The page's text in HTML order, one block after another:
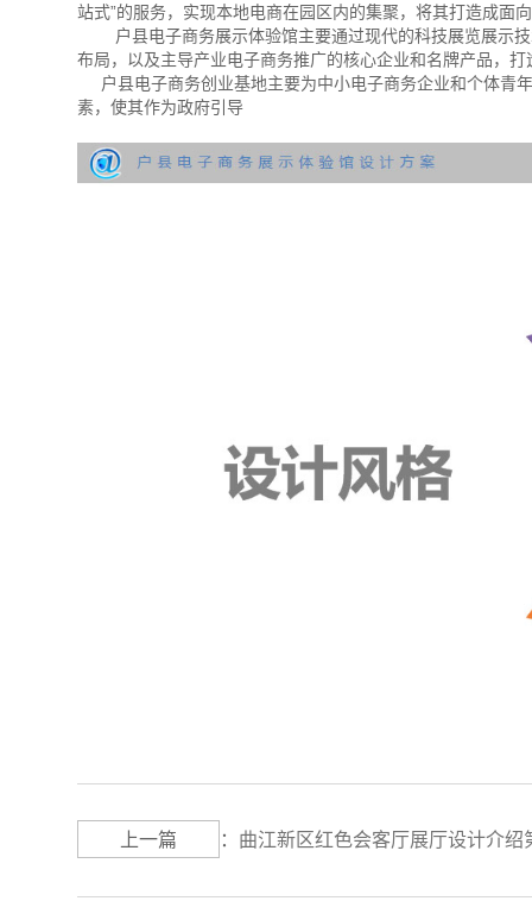
站式”的服务，实现本地电商在园区内的集聚，将其打造成面
户县电子商务展示体验馆主要通过现代的科技展览展示技
布局，以及主导产业电子商务推广的核心企业和名牌产品，
户县电子商务创业基地主要为中小电子商务企业和个体青
素，使其作为政府引导
上一篇 ： 曲江新区红色会客厅展厅设计介绍